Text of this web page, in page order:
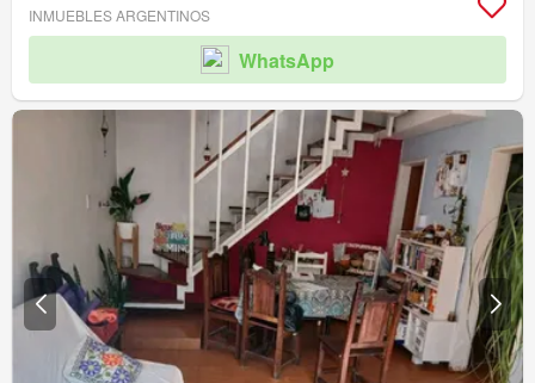
INMUEBLES ARGENTINOS
WhatsApp